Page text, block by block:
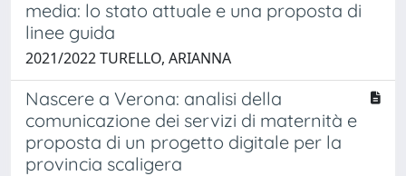
media: lo stato attuale e una proposta di
linee guida
2021/2022 TURELLO, ARIANNA
Nascere a Verona: analisi della
comunicazione dei servizi di maternità e
proposta di un progetto digitale per la
provincia scaligera